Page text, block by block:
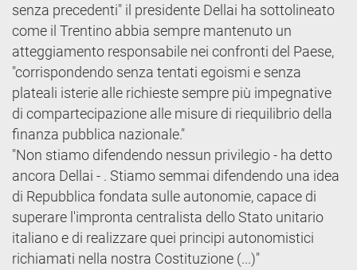
senza precedenti" il presidente Dellai ha sottolineato
come il Trentino abbia sempre mantenuto un
atteggiamento responsabile nei confronti del Paese,
"corrispondendo senza tentati egoismi e senza
plateali isterie alle richieste sempre più impegnative
di compartecipazione alle misure di riequilibrio della
finanza pubblica nazionale."
"Non stiamo difendendo nessun privilegio - ha detto
ancora Dellai - . Stiamo semmai difendendo una idea
di Repubblica fondata sulle autonomie, capace di
superare l'impronta centralista dello Stato unitario
italiano e di realizzare quei principi autonomistici
richiamati nella nostra Costituzione (...)"